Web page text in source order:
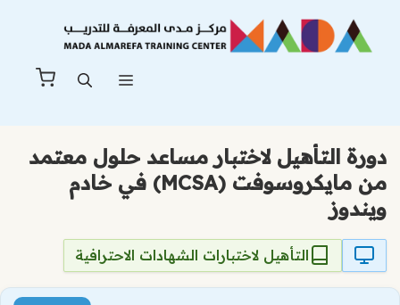
المحتوى
دورة التأهيل لاختبار مساعد حلول معتمد
من مايكروسوفت (MCSA) في خادم
ويندوز
التأهيل لاختبارات الشهادات الاحترافية